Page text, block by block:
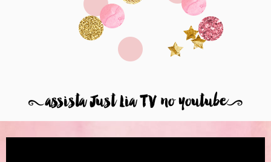
8assista Just Lia TV no youtube9